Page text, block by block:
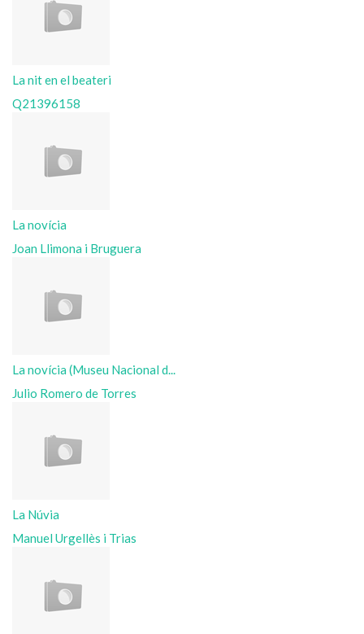
La nit en el beateri
Q21396158
La novícia
Joan Llimona i Bruguera
La novícia (Museu Nacional d...
Julio Romero de Torres
La Núvia
Manuel Urgellès i Trias